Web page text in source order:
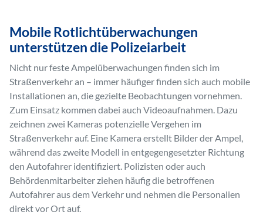
Mobile Rotlichtüberwachungen
unterstützen die Polizeiarbeit
Nicht nur feste Ampelüberwachungen finden sich im
Straßenverkehr an – immer häufiger finden sich auch mobile
Installationen an, die gezielte Beobachtungen vornehmen.
Zum Einsatz kommen dabei auch Videoaufnahmen. Dazu
zeichnen zwei Kameras potenzielle Vergehen im
Straßenverkehr auf. Eine Kamera erstellt Bilder der Ampel,
während das zweite Modell in entgegengesetzter Richtung
den Autofahrer identifiziert. Polizisten oder auch
Behördenmitarbeiter ziehen häufig die betroffenen
Autofahrer aus dem Verkehr und nehmen die Personalien
direkt vor Ort auf.